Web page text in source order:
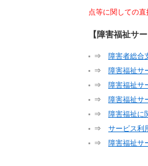
点等に関しての
【障害福祉サ
⇒ 障害者総合
⇒ 障害福祉サ
⇒ 障害福祉サ
⇒ 障害福祉サ
⇒ 障害福祉に
⇒ サービス利
⇒ 障害福祉サ